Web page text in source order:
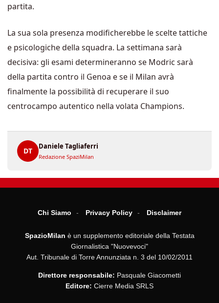
partita.
La sua sola presenza modificherebbe le scelte tattiche
e psicologiche della squadra. La settimana sarà
decisiva: gli esami determineranno se Modric sarà
della partita contro il Genoa e se il Milan avrà
finalmente la possibilità di recuperare il suo
centrocampo autentico nella volata Champions.
DT
Daniele Tagliaferri
Redazione SpaziMilan
Chi Siamo Privacy Policy Disclaimer
SpazioMilan è un supplemento editoriale della Testata
Giornalistica "Nuovevoci"
Aut. Tribunale di Torre Annunziata n. 3 del 10/02/2011
Direttore responsabile: Pasquale Giacometti
Editore: Cierre Media SRLS